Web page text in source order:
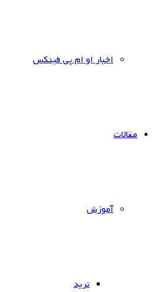
اخبار او ام پی فینکس
مقالات
آموزش
ترید